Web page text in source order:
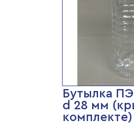
Бутылка
d 28 мм
комплекте)